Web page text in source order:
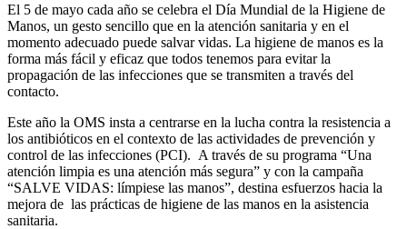
El 5 de mayo cada año se celebra el Día Mundial de la Higiene de
Manos, un gesto sencillo que en la atención sanitaria y en el
momento adecuado puede salvar vidas. La higiene de manos es la
forma más fácil y eficaz que todos tenemos para evitar la
propagación de las infecciones que se transmiten a través del
contacto.
Este año la OMS insta a centrarse en la lucha contra la resistencia a
los antibióticos en el contexto de las actividades de prevención y
control de las infecciones (PCI). A través de su programa “Una
atención limpia es una atención más segura” y con la campaña
“SALVE VIDAS: límpiese las manos”, destina esfuerzos hacia la
mejora de las prácticas de higiene de las manos en la asistencia
sanitaria.